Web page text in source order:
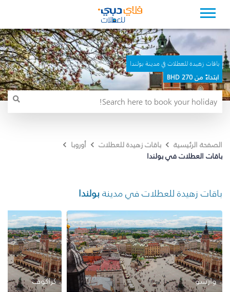
باقات زهيدة للعطلات في مدينة بولندا
ابتداءً من 270 BHD
الصفحة الرئيسية باقات زهيدة للعطلات
أوروبا
باقات العطلات في بولندا
باقات زهيدة للعطلات في مدينة بولندا
كراكوف وارسو